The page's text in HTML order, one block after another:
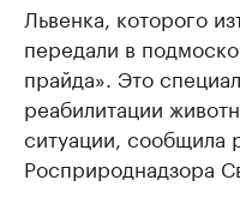
Львенка, которого
передали в
прайда». Это
реабилитации
ситуации, сообщила
Росприроднадзора